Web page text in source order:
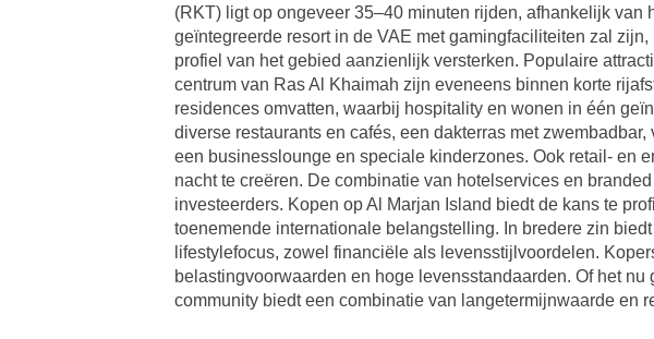
(RKT) ligt op ongeveer 35–40 minuten rijden, afhankelijk van
geïntegreerde resort in de VAE met gamingfaciliteiten zal
profiel van het gebied aanzienlijk versterken. Populaire
centrum van Ras Al Khaimah zijn eveneens binnen korte
residences omvatten, waarbij hospitality en wonen in één
diverse restaurants en cafés, een dakterras met
een businesslounge en speciale kinderzones. Ook retail- en
nacht te creëren. De combinatie van hotelservices en
investeerders. Kopen op Al Marjan Island biedt de kans te
toenemende internationale belangstelling. In bredere zin
lifestylefocus, zowel financiële als levensstijlvoordelen.
belastingvoorwaarden en hoge levensstandaarden. Of het
community biedt een combinatie van langetermijnwaarde en